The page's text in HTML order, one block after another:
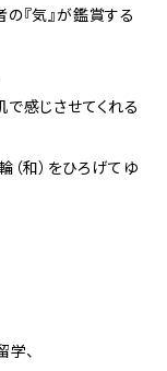
『気』が鑑賞する
感じさせてくれる
和）をひろげてゆ
、